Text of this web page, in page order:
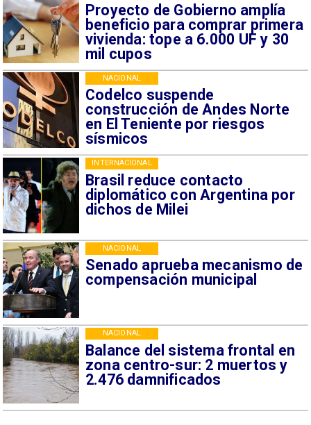
Proyecto de Gobierno amplía
beneficio para comprar primera
vivienda: tope a 6.000 UF y 30
mil cupos
Codelco suspende
construcción de Andes Norte
en El Teniente por riesgos
sísmicos
NACIONAL
Brasil reduce contacto
diplomático con Argentina por
dichos de Milei
INTERNACIONAL
Senado aprueba mecanismo de
compensación municipal
NACIONAL
Balance del sistema frontal en
zona centro-sur: 2 muertos y
2.476 damnificados
NACIONAL